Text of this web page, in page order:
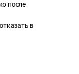
после
в